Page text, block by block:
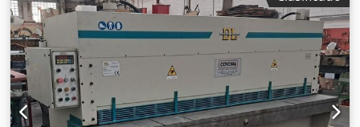
fotocélulas. Instalación eléctrica nueva, máquina revisada
y CUCHILLA SUPERIOR Y PRISMA INFERIOR CON 5 CANALES,
rectificados con 2 posicionadores traseros ajustables
manualmente. Cjdpfx Aozhknlsptjha